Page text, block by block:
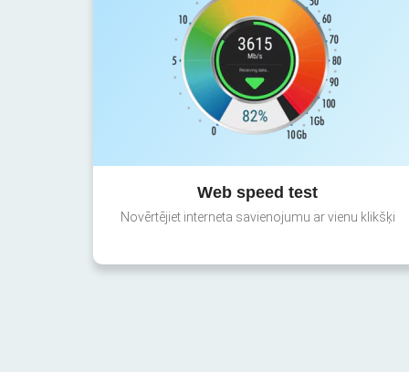
Web speed test
Novērtējiet interneta savienojumu ar vienu klikšķi